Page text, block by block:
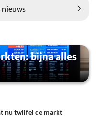
nieuws
bijna alles
nu twijfel de markt